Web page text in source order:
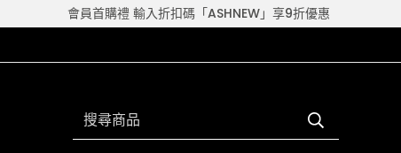
會員首購禮 輸入折扣碼「ASHNEW」享9折優惠
搜尋商品